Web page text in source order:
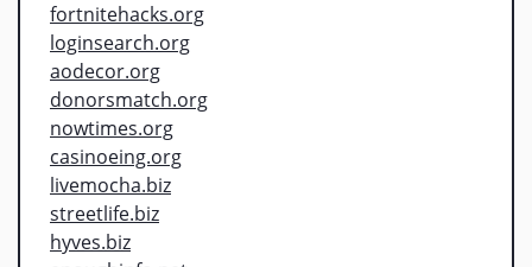
fortnitehacks.org
loginsearch.org
aodecor.org
donorsmatch.org
nowtimes.org
casinoeing.org
livemocha.biz
streetlife.biz
hyves.biz